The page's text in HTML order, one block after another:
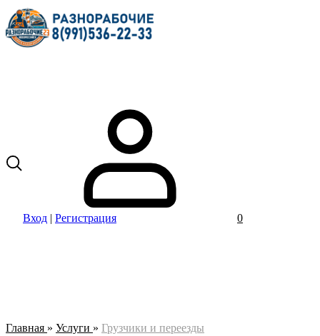
Вход | Регистрация 0
Главная » Услуги » Грузчики и переезды